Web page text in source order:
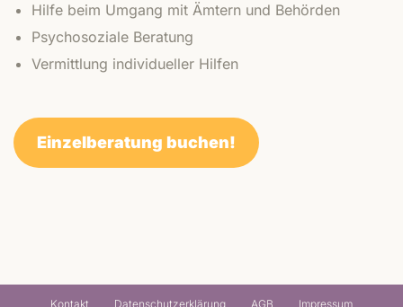
Hilfe beim Umgang mit Ämtern und Behörden
Psychosoziale Beratung
Vermittlung individueller Hilfen
Einzelberatung buchen!
Kontakt Datenschutzerklärung AGB Impressum